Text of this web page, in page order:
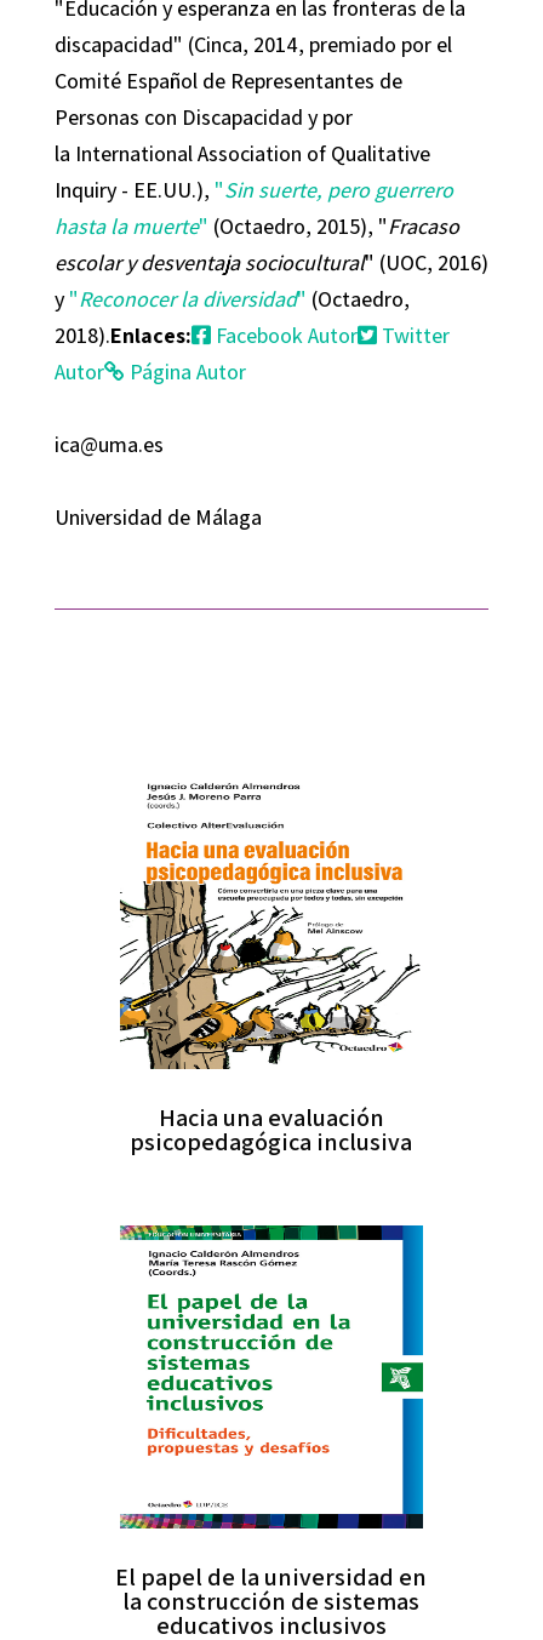
"Educación y esperanza en las fronteras de la
discapacidad" (Cinca, 2014, premiado por el
Comité Español de Representantes de
Personas con Discapacidad y por
la International Association of Qualitative
Inquiry - EE.UU.), "Sin suerte, pero guerrero
hasta la muerte" (Octaedro, 2015), "Fracaso
escolar y desventaja sociocultural" (UOC, 2016)
y"Reconocer la diversidad" (Octaedro,
2018).Enlaces: Facebook Autor
Twitter
Autor
Página Autor
ica@uma.es
Universidad de Málaga
Hacia una evaluación
psicopedagógica inclusiva
El papel de la universidad en
la construcción de sistemas
educativos inclusivos